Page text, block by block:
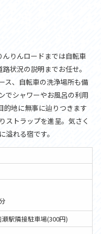
りんロードまでは自転車
状況の説明までお任せ。
ス、自転車の洗浄場所も備
でシャワーやお風呂の利用
地に無事に辿りつきます
ストラップを進呈。気さく
れる宿です。
駅隣接駐車場(300円)